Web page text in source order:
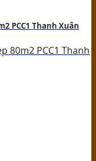
PCC1 Thanh Xuân
80m2 PCC1 Thanh